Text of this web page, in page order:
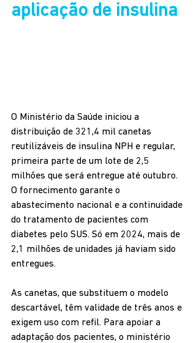
aplicação de insulina
O Ministério da Saúde iniciou a
distribuição de 321,4 mil canetas
reutilizáveis de insulina NPH e regular,
primeira parte de um lote de 2,5
milhões que será entregue até outubro.
O fornecimento garante o
abastecimento nacional e a continuidade
do tratamento de pacientes com
diabetes pelo SUS. Só em 2024, mais de
2,1 milhões de unidades já haviam sido
entregues.
As canetas, que substituem o modelo
descartável, têm validade de três anos e
exigem uso com refil. Para apoiar a
adaptação dos pacientes, o ministério